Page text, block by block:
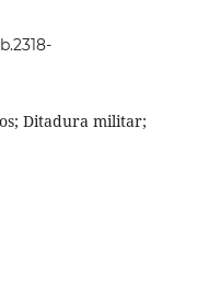
Ditadura militar;